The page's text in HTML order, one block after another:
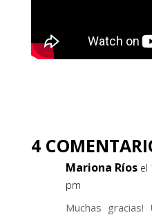
4
Mariona Ríos el
pm
Muchas